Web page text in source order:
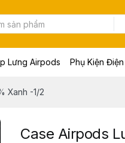
Lưng Airpods
Xanh -1/2
Case Airpods